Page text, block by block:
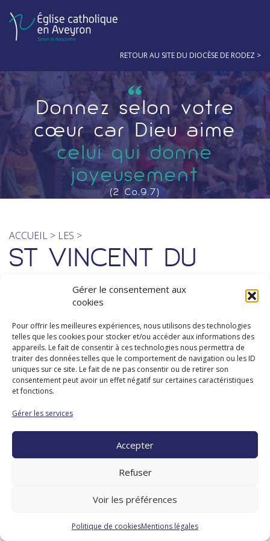
Gérer le consentement aux
cookies
Pour offrir les meilleures expériences, nous utilisons des technologies
telles que les cookies pour stocker et/ou accéder aux informations des
appareils. Le fait de consentir à ces technologies nous permettra de
traiter des données telles que le comportement de navigation ou les ID
uniques sur ce site. Le fait de ne pas consentir ou de retirer son
consentement peut avoir un effet négatif sur certaines caractéristiques
et fonctions.
Gérer les services
Accepter
Refuser
Voir les préférences
Politique de cookiesMentions légales
RETOUR AU SITE DU DIOCÈSE DE RODEZ
Donnez selon votre
cœur car Dieu aime
celui qui donne
joyeusement
(2 Co,9.7)
ACCUEIL > LES >
ST VINCENT DU
VALLON-
MARCILLAC
Association diocésaine de Rodez
13 avenue Victor Hugo
12008Rodez Cedex
Tél. : 05 65 68 06 28